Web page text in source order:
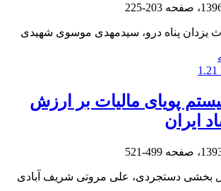
203-225
یزدان پناه درو، سیدمهدی موسوی شهیدی
1.21
پویای مالیات بر ارزش
ایران
499-521
بخشی دستجردی، علی مروتی شریف آبادی